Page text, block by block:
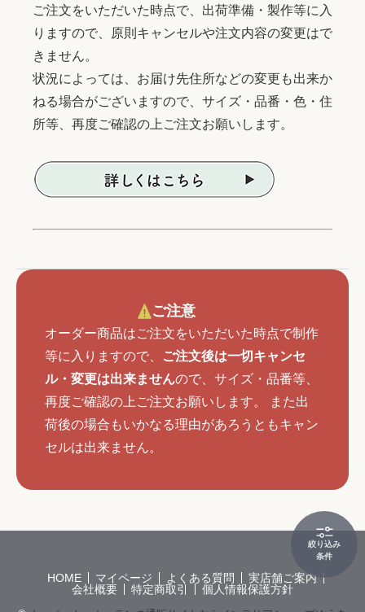
絞り込み
条件
ご注文をいただいた時点で、出荷準備・製作等に入
りますので、原則キャンセルや注文内容の変更はで
きません。
状況によっては、お届け先住所などの変更も出来か
ねる場合がございますので、サイズ・品番・色・住
所等、再度ご確認の上ご注文お願いします。
ご注意
オーダー商品はご注文をいただいた時点で制作
等に入りますので、
ご注文後は一切キャンセ
ル・変更は出来ませんので、サイズ・品番等、
再度ご確認の上ご注文お願いします。 また出
荷後の場合もいかなる理由があろうともキャン
セルは出来ません。
HOME マイページ よくある質問
実店舗ご案内
会社概要
特定商取引 個人情報保護方針